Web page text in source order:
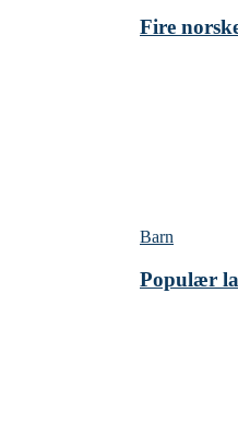
Fire
Barn
Populær